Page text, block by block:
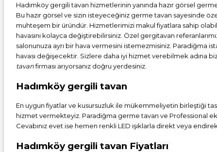
Hadımköy gergili tavan hizmetlerinin yanında hazır görsel
Bu hazır görsel ve sizin isteyeceğiniz germe tavan sayesinde
muhteşem bir üründür. Hizmetlerimizi makul fiyatlara sahip
havasını kolayca değiştirebilirsiniz. Özel gergitavan
salonunuza ayrı bir hava vermesini istemezmisiniz. Paradiğma
havası değişecektir. Sizlere daha iyi hizmet verebilmek adına
tavanfirması arıyorsanız doğru yerdesiniz.
Hadımköy gergili tavan
En uygun fiyatlar ve kusursuzluk ile mükemmeliyetin birleştiği
hizmet vermekteyiz. Paradiğma germe tavan ve Professional
Cevabınız evet ise hemen renkli LED ışıklarla direkt veya
Hadımköy gergili tavan Fiyatları